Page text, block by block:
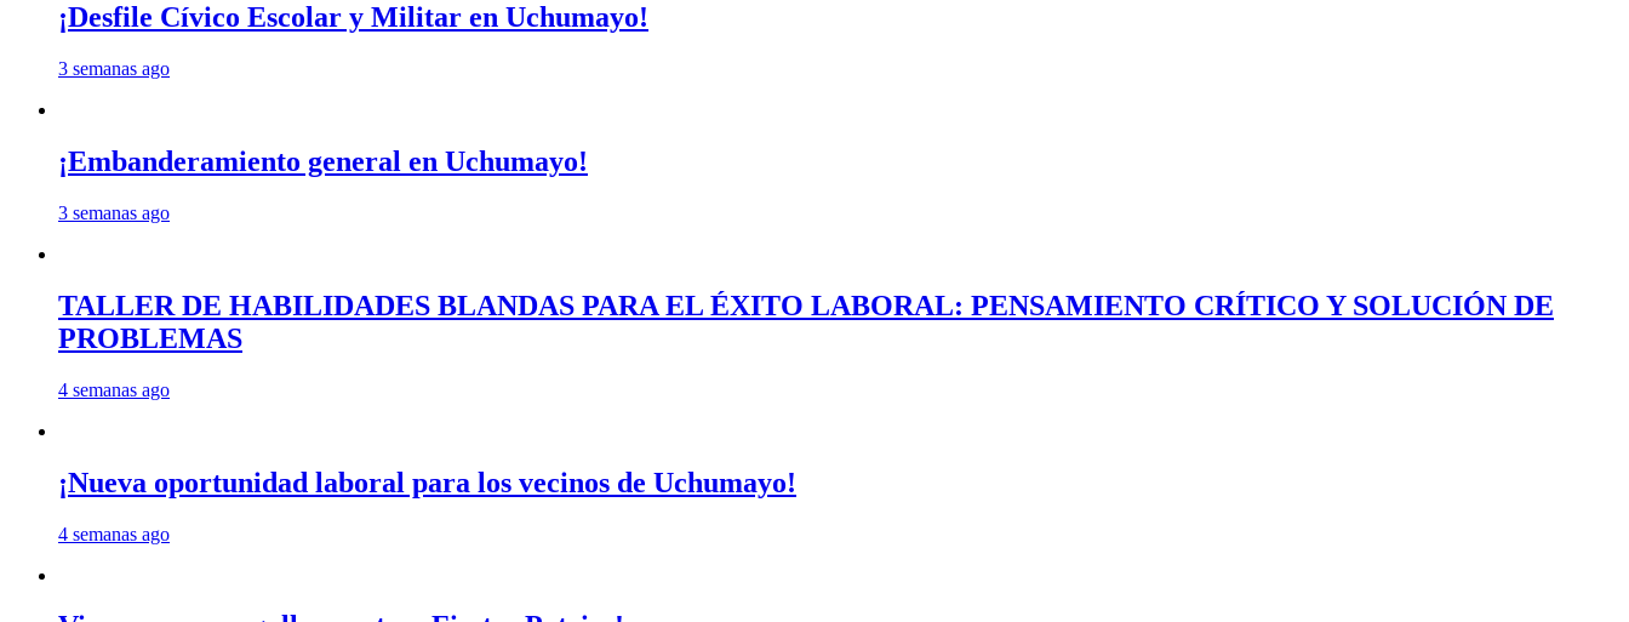
¡Desfile Cívico Escolar y Militar en Uchumayo!
3 semanas ago
¡Embanderamiento general en Uchumayo!
3 semanas ago
TALLER DE HABILIDADES BLANDAS PARA EL ÉXITO LABORAL: PENSAMIENTO CRÍTICO Y SOLUCIÓN DE
PROBLEMAS
4 semanas ago
¡Nueva oportunidad laboral para los vecinos de Uchumayo!
4 semanas ago